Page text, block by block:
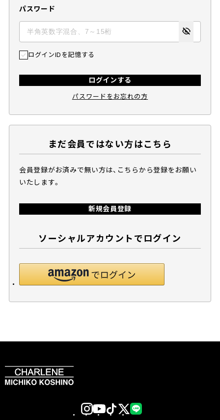
パスワード
ログインIDを記憶する
ログインする
パスワードをお忘れの方
まだ会員ではない方はこちら
会員登録がお済みで無い方は、こちらから登録をお願い
いたします。
新規会員登録
ソーシャルアカウントでログイン